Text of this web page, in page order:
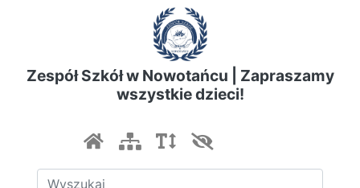
Zespół Szkół w Nowotańcu | Zapraszamy
wszystkie dzieci!